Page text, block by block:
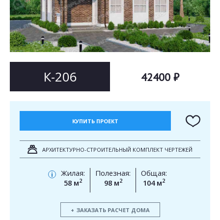
К-206 42400 ₽
КУПИТЬ ПРОЕКТ
АРХИТЕКТУРНО-СТРОИТЕЛЬНЫЙ КОМПЛЕКТ ЧЕРТЕЖЕЙ
i
Жилая:
58 м2
Полезная:
98 м2
Общая:
104 м2
ЗАКАЗАТЬ РАСЧЕТ ДОМА
Согласен на обработку персональных данных
ОТПРАВИТЬ
Согласен на обработку персональных данных
This site is protected by reCAPTCHA and the GooglePrivacy PolicyandTerms of Service
apply.